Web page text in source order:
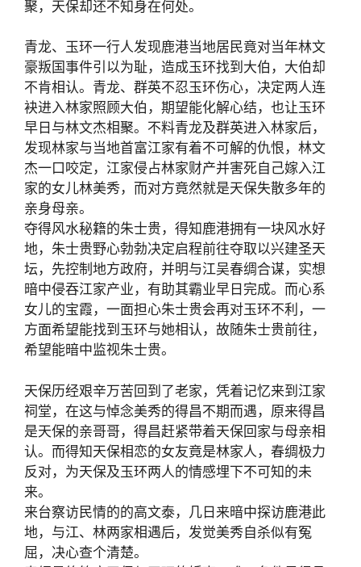
聚，天保却还不知身在何处。
青龙、玉环一行人发现鹿港当地居民竟对当年林文
豪叛国事件引以为耻，造成玉环找到大伯，大伯却
不肯相认。青龙、群英不忍玉环伤心，决定两人连
袂进入林家照顾大伯，期望能化解心结，也让玉环
早日与林文杰相聚。不料青龙及群英进入林家后，
发现林家与当地首富江家有着不可解的仇恨，林文
杰一口咬定，江家侵占林家财产并害死自己嫁入江
家的女儿林美秀，而对方竟然就是天保失散多年的
亲身母亲。
夺得风水秘籍的朱士贵，得知鹿港拥有一块风水好
地，朱士贵野心勃勃决定启程前往夺取以兴建圣天
坛，先控制地方政府，并明与江吴春绸合谋，实想
暗中侵吞江家产业，有助其霸业早日完成。而心系
女儿的宝霞，一面担心朱士贵会再对玉环不利，一
方面希望能找到玉环与她相认，故随朱士贵前往，
希望能暗中监视朱士贵。
天保历经艰辛万苦回到了老家，凭着记忆来到江家
祠堂，在这与悼念美秀的得昌不期而遇，原来得昌
是天保的亲哥哥，得昌赶紧带着天保回家与母亲相
认。而得知天保相恋的女友竟是林家人，春绸极力
反对，为天保及玉环两人的情感埋下不可知的未
来。
来台察访民情的的高文泰，几日来暗中探访鹿港此
地，与江、林两家相遇后，发觉美秀自杀似有冤
屈，决心查个清楚。